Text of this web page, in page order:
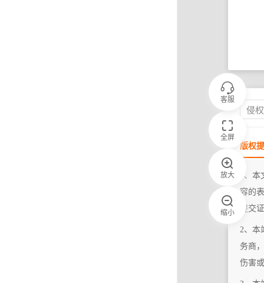
客服
全屏
放大
缩小
侵
版权
1、
容的
提交
2、本
务商
伤害